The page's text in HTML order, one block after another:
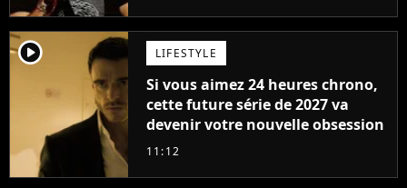
player2 LIFESTYLE
Si vous aimez 24 heures chrono,
cette future série de 2027 va
devenir votre nouvelle obsession
11:12